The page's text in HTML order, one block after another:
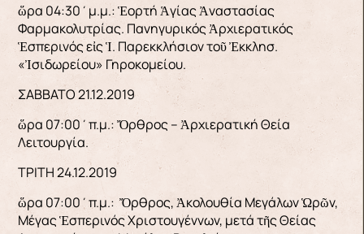
ὥρα 04:30΄μ.μ.: Ἑορτή Ἁγίας Ἀναστασίας
Φαρμακολυτρίας. Πανηγυρικός Ἀρχιερατικός
Ἑσπερινός εἰς Ἱ. Παρεκκλήσιον τοῦ Ἐκκλησ.
«Ἰσιδωρείου» Γηροκομείου.
ΣΑΒΒΑΤΟ 21.12.2019
ὥρα 07:00΄π.μ.: Ὄρθρος – Ἀρχιερατική Θεία
Λειτουργία.
ΤΡΙΤΗ 24.12.2019
ὥρα 07:00΄π.μ.: Ὄρθρος, Ἀκολουθία Μεγάλων Ὡρῶν,
Μέγας Ἑσπερινός Χριστουγέννων, μετά τῆς Θείας